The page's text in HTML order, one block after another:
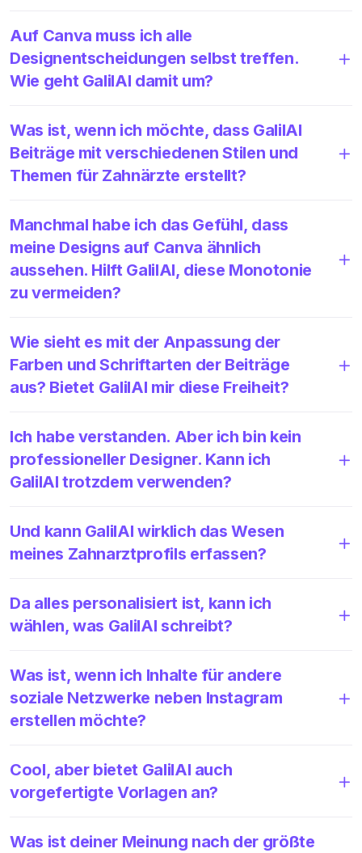
Auf Canva muss ich alle
Designentscheidungen selbst treffen.
Wie geht GalilAI damit um?
Was ist, wenn ich möchte, dass GalilAI
Beiträge mit verschiedenen Stilen und
Themen für Zahnärzte erstellt?
Manchmal habe ich das Gefühl, dass
meine Designs auf Canva ähnlich
aussehen. Hilft GalilAI, diese Monotonie
zu vermeiden?
Wie sieht es mit der Anpassung der
Farben und Schriftarten der Beiträge
aus? Bietet GalilAI mir diese Freiheit?
Ich habe verstanden. Aber ich bin kein
professioneller Designer. Kann ich
GalilAI trotzdem verwenden?
Und kann GalilAI wirklich das Wesen
meines Zahnarztprofils erfassen?
Da alles personalisiert ist, kann ich
wählen, was GalilAI schreibt?
Was ist, wenn ich Inhalte für andere
soziale Netzwerke neben Instagram
erstellen möchte?
Cool, aber bietet GalilAI auch
vorgefertigte Vorlagen an?
Was ist deiner Meinung nach der größte